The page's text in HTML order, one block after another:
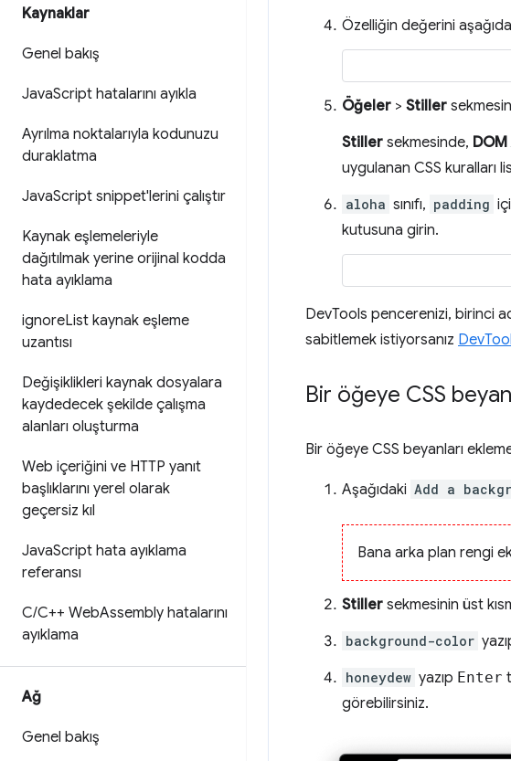
Kaynaklar
Genel bakış
JavaScript hatalarını ayıkla
Ayrılma noktalarıyla kodunuzu
duraklatma
JavaScript snippet'lerini çalıştır
Kaynak eşlemeleriyle
dağıtılmak yerine orijinal kodda
hata ayıklama
ignoreList kaynak eşleme
uzantısı
Değişiklikleri kaynak dosyalara
kaydedecek şekilde çalışma
alanları oluşturma
Web içeriğini ve HTTP yanıt
başlıklarını yerel olarak
geçersiz kıl
JavaScript hata ayıklama
referansı
C/C++ WebAssembly hatalarını
ayıklama
Ağ
Genel bakış
Özelliğin değerini
Öğeler > Stiller
Stiller sekmesinde, DOM
uygulanan CSS kuralları
aloha sınıfı, padding
kutusuna girin.
DevTools pencerenizi, birinci
sabitlemek istiyorsanız
Bir öğeye CSS
Bir öğeye CSS beyanları
Aşağıdaki Add a
Bana arka plan rengi
Stiller sekmesinin üst
background-color
honeydew yazıp Enter
görebilirsiniz.